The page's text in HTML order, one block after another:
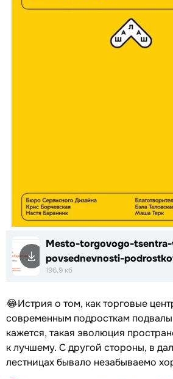
Mesto-torgovogo-
povsednevnosti-
196,9 кб
😂Истрия о том, как торговые
современным подросткам
кажется, такая эволюция
к лучшему. С другой стороны, в
лестницах бывало незабываемо